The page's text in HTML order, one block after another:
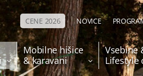
CENE 2026 NOVICE
Mobilne hišice
& karavani
Vsebine
Lifestyle